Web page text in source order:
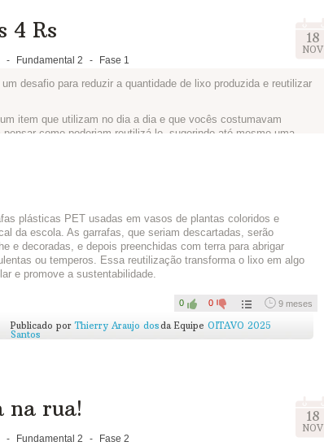
4 Rs
- Fundamental 2 - Fase 1
18
NOV
desafio para reduzir a quantidade de lixo produzida e reutilizar
item que utilizam no dia a dia e que vocês costumavam
como poderiam reutilizá-lo, sugerindo até mesmo uma
que ele serve. Esse conteúdo irá automaticamente para a seção
página inicial, e para o Blog do Circuito, com o títuloDesafio dos
plásticas PET usadas em vasos de plantas coloridos e
da escola. As garrafas, que seriam descartadas, serão
e decoradas, e depois preenchidas com terra para abrigar
ou temperos. Essa reutilização transforma o lixo em algo
e promove a sustentabilidade.
0 0 9 meses
Publicado por Thierry Araujo dos
Santos
da Equipe OITAVO 2025
na rua!
- Fundamental 2 - Fase 2
18
NOV